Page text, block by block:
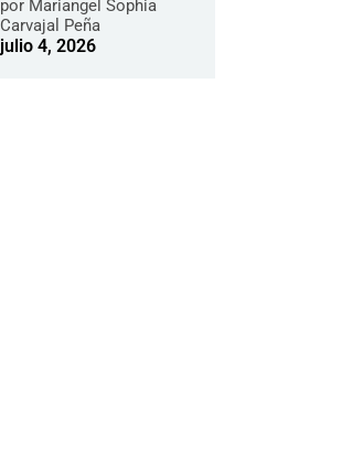
porMariangel Sophia
Carvajal Peña
julio 4, 2026